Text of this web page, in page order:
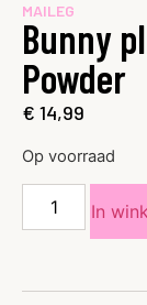
MAILEG
Bunny
Powder
€ 14,99
Op voorraad
In